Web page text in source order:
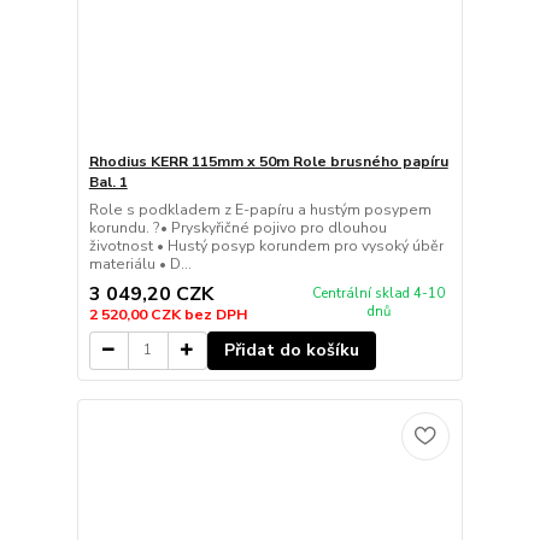
Rhodius KERR 115mm x 50m Role brusného papíru
Bal. 1
Role s podkladem z E-papíru a hustým posypem
korundu. ?• Pryskyřičné pojivo pro dlouhou
životnost • Hustý posyp korundem pro vysoký úběr
materiálu • D...
3 049,20 CZK
2 520,00 CZKbez DPH
Centrální sklad 4-10
dnů
Přidat do košíku